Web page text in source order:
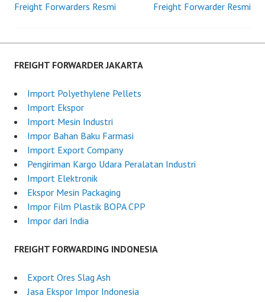
d
u
e
,
2
0
2
i
F
r
a
r
d
e
I
n
n
s
i
Post
navigation
Freight Forwarders Resmi Freight Forwarder Resmi
FREIGHT FORWARDER JAKARTA
Import Polyethylene Pellets
Import Ekspor
Import Mesin Industri
Impor Bahan Baku Farmasi
Import Export Company
Pengiriman Kargo Udara Peralatan Industri
Import Elektronik
Ekspor Mesin Packaging
Impor Film Plastik BOPA CPP
Impor dari India
FREIGHT FORWARDING INDONESIA
Export Ores Slag Ash
Jasa Ekspor Impor Indonesia